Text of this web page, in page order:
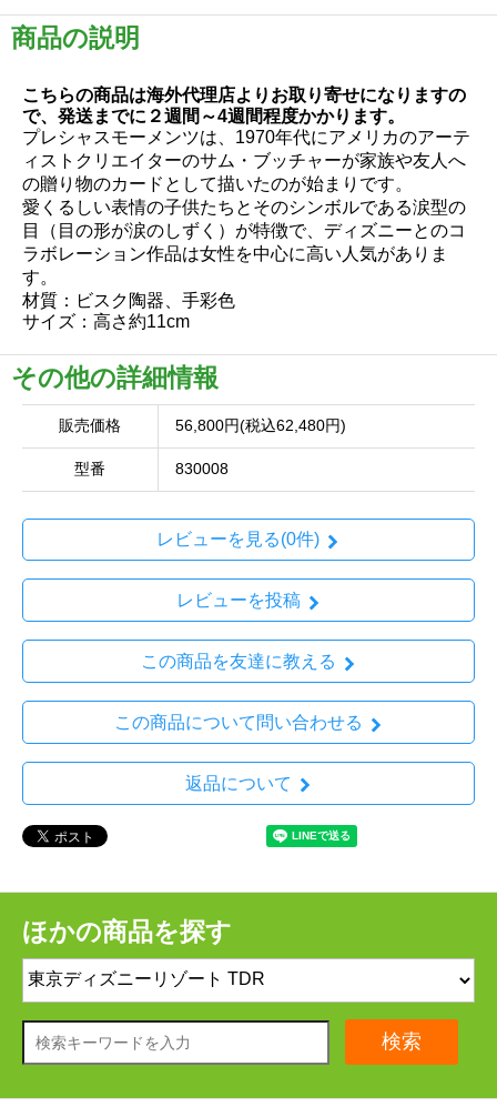
商品の説明
こちらの商品は海外代理店よりお取り寄せになりますの
で、発送までに２週間～4週間程度かかります。
プレシャスモーメンツは、1970年代にアメリカのアーテ
ィストクリエイターのサム・ブッチャーが家族や友人へ
の贈り物のカードとして描いたのが始まりです。
愛くるしい表情の子供たちとそのシンボルである涙型の
目（目の形が涙のしずく）が特徴で、ディズニーとのコ
ラボレーション作品は女性を中心に高い人気がありま
す。
材質：ビスク陶器、手彩色
サイズ：高さ約11cm
その他の詳細情報
販売価格 56,800円(税込62,480円)
型番 830008
レビューを見る(0件)
レビューを投稿
この商品を友達に教える
この商品について問い合わせる
返品について
ほかの商品を探す
検索